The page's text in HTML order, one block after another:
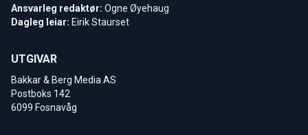
Ansvarleg redaktør: Ogne Øyehaug
Dagleg leiar: Eirik Staurset
UTGIVAR
Bakkar & Berg Media AS
Postboks 142
6099 Fosnavåg